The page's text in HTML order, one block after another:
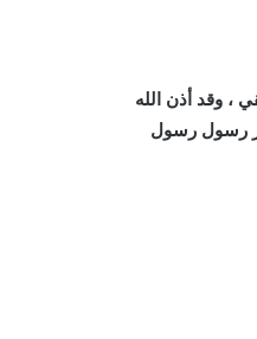
، وقد أذن الله
رسول رسول